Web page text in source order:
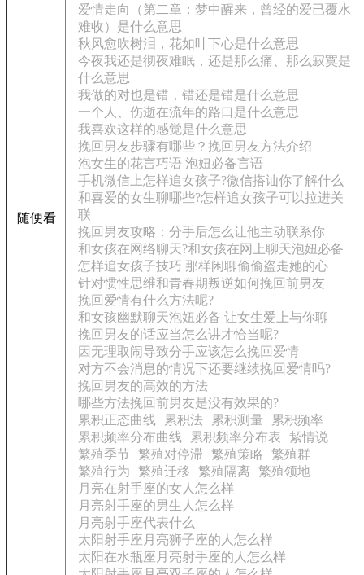
随便看
爱情走向（第二章：梦中醒来，曾经的爱已覆水
难收）是什么意思
秋风愈吹树泪，花如叶下心是什么意思
今夜我还是彻夜难眠，还是那么痛、那么寂寞是
什么意思
我做的对也是错，错还是错是什么意思
一个人、伤逝在流年的路口是什么意思
我喜欢这样的感觉是什么意思
挽回男友步骤有哪些？挽回男友方法介绍
泡女生的花言巧语 泡妞必备言语
手机微信上怎样追女孩子?微信搭讪你了解什么
和喜爱的女生聊哪些?怎样追女孩子可以拉进关
联
挽回男友攻略：分手后怎么让他主动联系你
和女孩在网络聊天?和女孩在网上聊天泡妞必备
怎样追女孩子技巧 那样闲聊偷偷盗走她的心
针对惯性思维和青春期叛逆如何挽回前男友
挽回爱情有什么方法呢?
和女孩幽默聊天泡妞必备 让女生爱上与你聊
挽回男友的话应当怎么讲才恰当呢?
因无理取闹导致分手应该怎么挽回爱情
对方不会消息的情况下还要继续挽回爱情吗?
挽回男友的高效的方法
哪些方法挽回前男友是没有效果的?
累积正态曲线
累积法 累积测量
累积频率
累积频率分布曲线
累积频率分布表
絜情说
繁殖季节 繁殖对停滞 繁殖策略
繁殖群
繁殖行为
繁殖迁移 繁殖隔离
繁殖领地
月亮在射手座的女人怎么样
月亮射手座的男生人怎么样
月亮射手座代表什么
太阳射手座月亮狮子座的人怎么样
太阳在水瓶座月亮射手座的人怎么样